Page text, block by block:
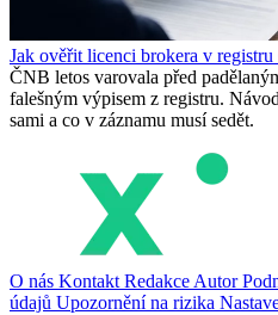
Jak ověřit licenci brokera v
ČNB letos varovala před
falešným výpisem z registru.
sami a co v záznamu musí sedět.
O nás KontaktRedakceAutor
údajů Upozornění na rizika